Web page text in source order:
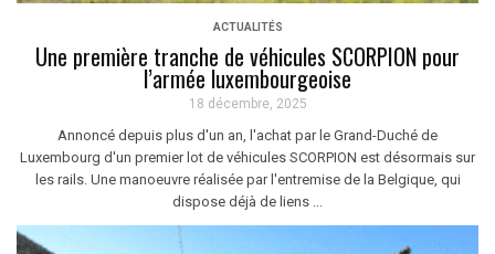
ACTUALITÉS
Une première tranche de véhicules SCORPION pour
l’armée luxembourgeoise
18 décembre, 2025
Annoncé depuis plus d'un an, l'achat par le Grand-Duché de
Luxembourg d'un premier lot de véhicules SCORPION est désormais sur
les rails. Une manoeuvre réalisée par l'entremise de la Belgique, qui
dispose déjà de liens ...